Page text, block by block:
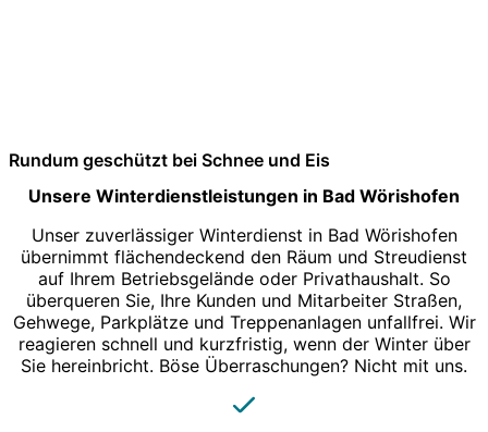
Rundum geschützt bei Schnee und Eis
Unsere Winterdienstleistungen in Bad Wörishofen
Unser zuverlässiger Winterdienst in Bad Wörishofen
übernimmt flächendeckend den Räum und Streudienst
auf Ihrem Betriebsgelände oder Privathaushalt. So
überqueren Sie, Ihre Kunden und Mitarbeiter Straßen,
Gehwege, Parkplätze und Treppenanlagen unfallfrei. Wir
reagieren schnell und kurzfristig, wenn der Winter über
Sie hereinbricht. Böse Überraschungen? Nicht mit uns.